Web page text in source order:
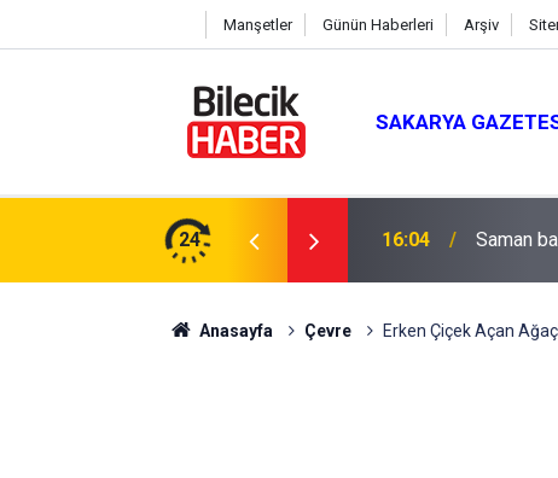
Manşetler Günün Haberleri Arşiv
SAKARYA
24 16:04 Saman
Anasayfa Çevre Erken Çiçek Açan